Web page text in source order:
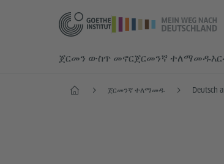
ጀርመን ውስጥ መኖርጀርመንኛ ተለማመዱ
Start ጀርመንኛ ተለማመዱ Deutsch